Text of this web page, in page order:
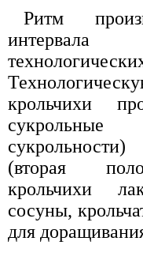
Ритм
крольчихи
(вторая
крольчихи
сосуны,
для